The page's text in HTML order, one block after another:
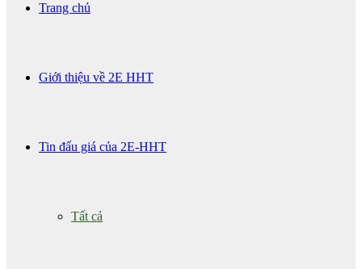
Trang chủ
Giới thiệu về 2E HHT
Tin đấu giá của 2E-HHT
Tất cả